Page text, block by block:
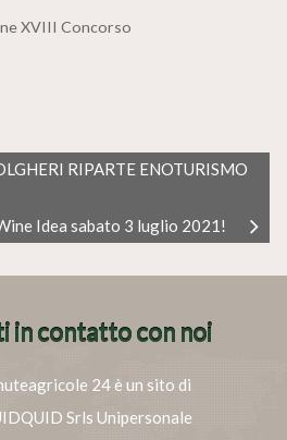
XVIII Concorso
RIPARTE ENOTURISMO
Idea sabato 3 luglio 2021!
in contatto con noi
24 è un sito di
Srls Unipersonale